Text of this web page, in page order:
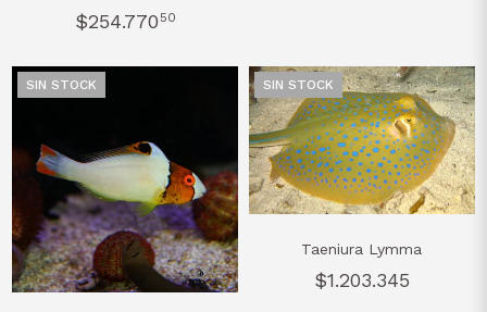
$254.770 50
SIN STOCK SIN STOCK
Taeniura Lymma
$1.203.345